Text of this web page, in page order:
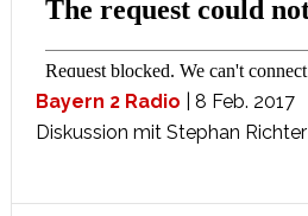
Bayern 2 Radio | 8 Feb. 2017
Diskussion mit Stephan Richter